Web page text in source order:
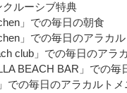
ルーシブ特典
」での毎日の朝食
」での毎日のアラカ
club」での毎日のアラ
BEACH BAR」での
での毎日のアラカルト